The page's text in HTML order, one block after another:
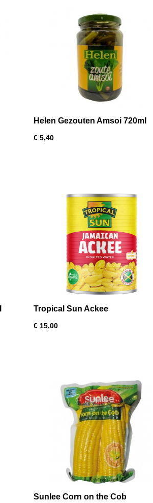
Helen Gezouten Amsoi 720ml
€ 5,40
Tropical Sun Ackee
€ 15,00
Sunlee Corn on the Cob